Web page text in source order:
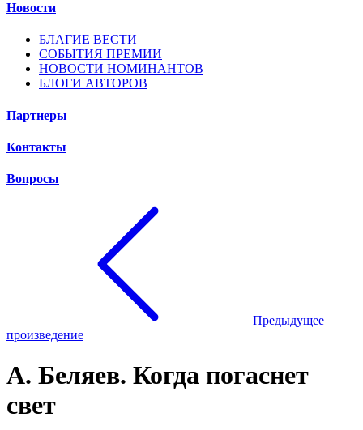
Новости
БЛАГИЕ ВЕСТИ
СОБЫТИЯ ПРЕМИИ
НОВОСТИ НОМИНАНТОВ
БЛОГИ АВТОРОВ
Партнеры
Контакты
Вопросы
Предыдущее
произведение
А. Беляев. Когда погаснет
свет